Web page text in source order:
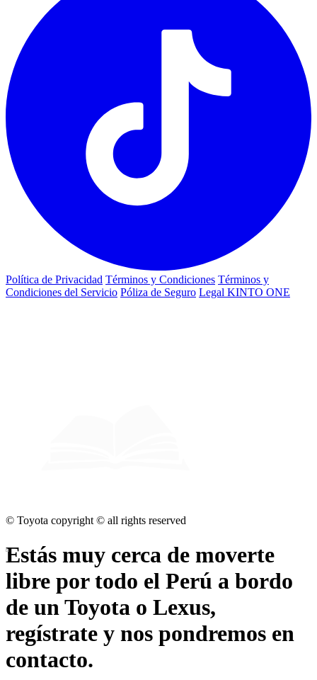
Política de Privacidad Términos y Condiciones Términos y
Condiciones del Servicio Póliza de Seguro Legal KINTO ONE
© Toyota copyright © all rights reserved
Estás muy cerca de moverte
libre por todo el Perú a bordo
de un Toyota o Lexus,
regístrate y nos pondremos en
contacto.